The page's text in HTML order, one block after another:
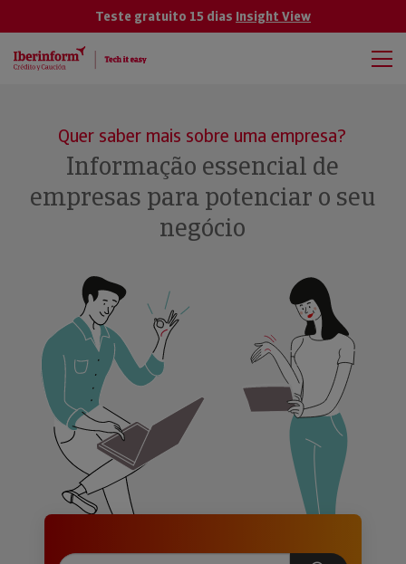
Teste gratuito 15 dias Insight View
Quer saber mais sobre uma empresa?
Informação essencial de
empresas para potenciar o seu
negócio